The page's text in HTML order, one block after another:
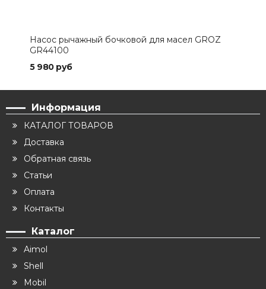
Насос рычажный бочковой для масел GROZ
GR44100
5 980 руб
Информация
КАТАЛОГ ТОВАРОВ
Доставка
Обратная связь
Статьи
Оплата
Контакты
Каталог
Aimol
Shell
Mobil